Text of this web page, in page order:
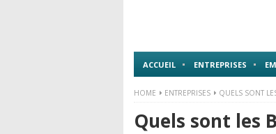
ACCUEIL ENTREPRISES
HOME ENTREPRISES QUELS SONT
Quels sont les